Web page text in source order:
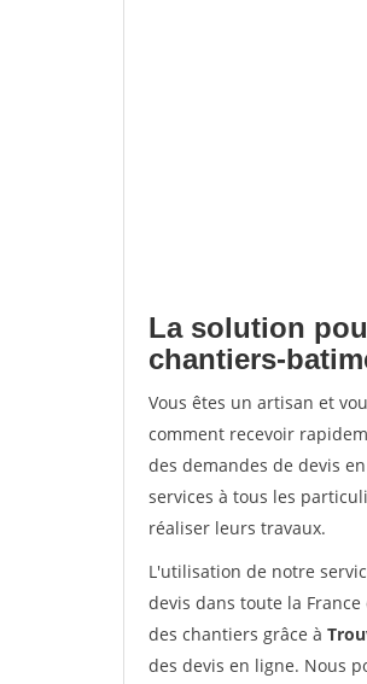
La solution
chantiers-
Vous êtes un artisan et
comment recevoir
des demandes de devis
services à tous les
réaliser leurs travaux.
L'utilisation de notre
devis dans toute la
des chantiers grâce à
des devis en ligne. Nous